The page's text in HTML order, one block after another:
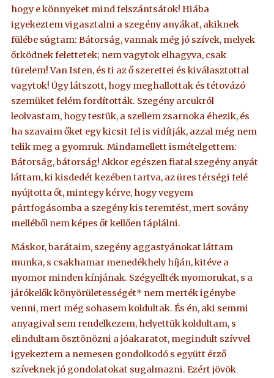
hogy e könnyeket mind felszántsátok! Hiába
igyekeztem vigasztalni a szegény anyákat, akiknek
fülébe súgtam: Bátorság, vannak még jó szívek, melyek
őrködnek felettetek; nem vagytok elhagyva, csak
türelem! Van Isten, és ti az ő szerettei és kiválasztottal
vagytok! Úgy látszott, hogy meghallottak és tétovázó
szemüket felém fordították. Szegény arcukról
leolvastam, hogy testük, a szellem zsarnoka éhezik, és
ha szavaim őket egy kicsit fel is vidítják, azzal még nem
telik meg a gyomruk. Mindamellett ismételgettem:
Bátorság, bátorság! Akkor egészen fiatal szegény anyát
láttam, ki kisdedét kezében tartva, az üres térségi felé
nyújtotta őt, mintegy kérve, hogy vegyem
pártfogásomba a szegény kis teremtést, mert sovány
melléből nem képes őt kellően táplálni.
Máskor, barátaim, szegény aggastyánokat láttam
munka, s csakhamar menedékhely híján, kitéve a
nyomor minden kínjának. Szégyellték nyomorukat, s a
járókelők könyörületességét* nem merték igénybe
venni, mert még sohasem koldultak. És én, aki semmi
anyagival sem rendelkezem, helyettük koldultam, s
elindultam ösztönözni a jóakaratot, megindult szívvel
igyekeztem a nemesen gondolkodó s együtt érző
szíveknek jó gondolatokat sugalmazni. Ezért jövök